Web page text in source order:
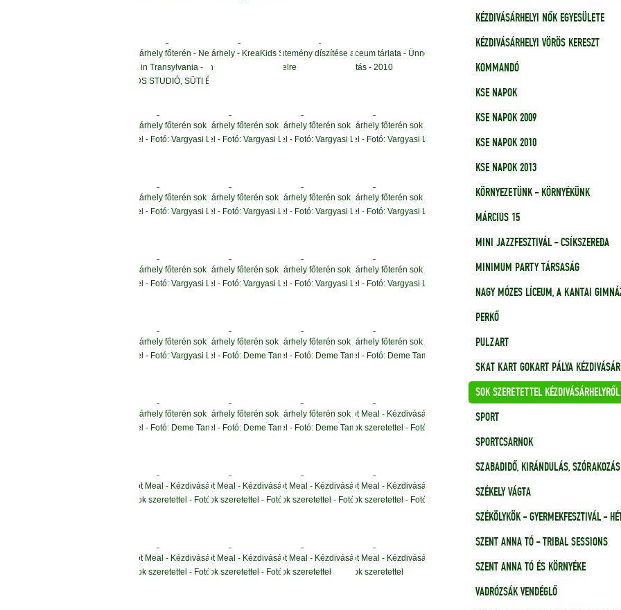
KÉZDIVÁSÁRHELYI NŐK EGYESÜLETE
KÉZDIVÁSÁRHELYI VÖRÖS KERESZT
KOMMANDÓ
KSE NAPOK
KSE NAPOK 2009
KSE NAPOK 2010
KSE NAPOK 2013
KÖRNYEZETÜNK - KÖRNYÉKÜNK
MÁRCIUS 15
MINI JAZZFESZTIVÁL - CSÍKSZEREDA
MINIMUM PARTY TÁRSASÁG
NAGY MÓZES LÍCEUM, A KANTAI
PERKŐ
PULZART
SKAT KART GOKART PÁLYA
SOK SZERETETTEL KÉZDIVÁSÁRHELYRŐL
SPORT
SPORTCSARNOK
SZABADIDŐ, KIRÁNDULÁS, SZÓRAKOZÁS
SZÉKELY VÁGTA
SZÉKÖLYKÖK - GYERMEKFESZTIVÁL -
SZENT ANNA TÓ - TRIBAL SESSIONS
SZENT ANNA TÓ ÉS KÖRNYÉKE
VADRÓZSÁK VENDÉGLŐ